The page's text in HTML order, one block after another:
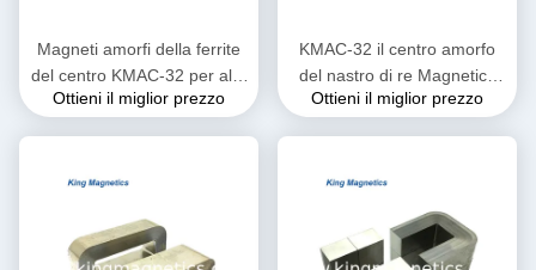
Magneti amorfi della ferrite
del centro KMAC-32 per alta
densità di cambiamento
Ottieni il miglior prezzo
KMAC-32 il centro amorfo
del nastro di re Magnetics
dei metglass del non cristallo
Ottieni il miglior prezzo